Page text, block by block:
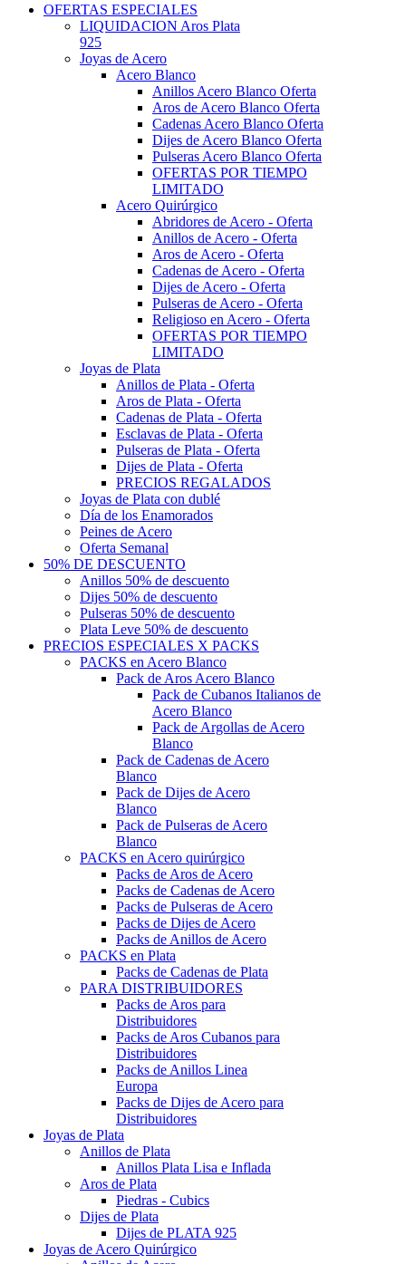
OFERTAS ESPECIALES
LIQUIDACION Aros Plata
925
Joyas de Acero
Acero Blanco
Anillos Acero Blanco Oferta
Aros de Acero Blanco Oferta
Cadenas Acero Blanco Oferta
Dijes de Acero Blanco Oferta
Pulseras Acero Blanco Oferta
OFERTAS POR TIEMPO
LIMITADO
Acero Quirúrgico
Abridores de Acero - Oferta
Anillos de Acero - Oferta
Aros de Acero - Oferta
Cadenas de Acero - Oferta
Dijes de Acero - Oferta
Pulseras de Acero - Oferta
Religioso en Acero - Oferta
OFERTAS POR TIEMPO
LIMITADO
Joyas de Plata
Anillos de Plata - Oferta
Aros de Plata - Oferta
Cadenas de Plata - Oferta
Esclavas de Plata - Oferta
Pulseras de Plata - Oferta
Dijes de Plata - Oferta
PRECIOS REGALADOS
Joyas de Plata con dublé
Día de los Enamorados
Peines de Acero
Oferta Semanal
50% DE DESCUENTO
Anillos 50% de descuento
Dijes 50% de descuento
Pulseras 50% de descuento
Plata Leve 50% de descuento
PRECIOS ESPECIALES X PACKS
PACKS en Acero Blanco
Pack de Aros Acero Blanco
Pack de Cubanos Italianos de
Acero Blanco
Pack de Argollas de Acero
Blanco
Pack de Cadenas de Acero
Blanco
Pack de Dijes de Acero
Blanco
Pack de Pulseras de Acero
Blanco
PACKS en Acero quirúrgico
Packs de Aros de Acero
Packs de Cadenas de Acero
Packs de Pulseras de Acero
Packs de Dijes de Acero
Packs de Anillos de Acero
PACKS en Plata
Packs de Cadenas de Plata
PARA DISTRIBUIDORES
Packs de Aros para
Distribuidores
Packs de Aros Cubanos para
Distribuidores
Packs de Anillos Linea
Europa
Packs de Dijes de Acero para
Distribuidores
Joyas de Plata
Anillos de Plata
Anillos Plata Lisa e Inflada
Aros de Plata
Piedras - Cubics
Dijes de Plata
Dijes de PLATA 925
Joyas de Acero Quirúrgico